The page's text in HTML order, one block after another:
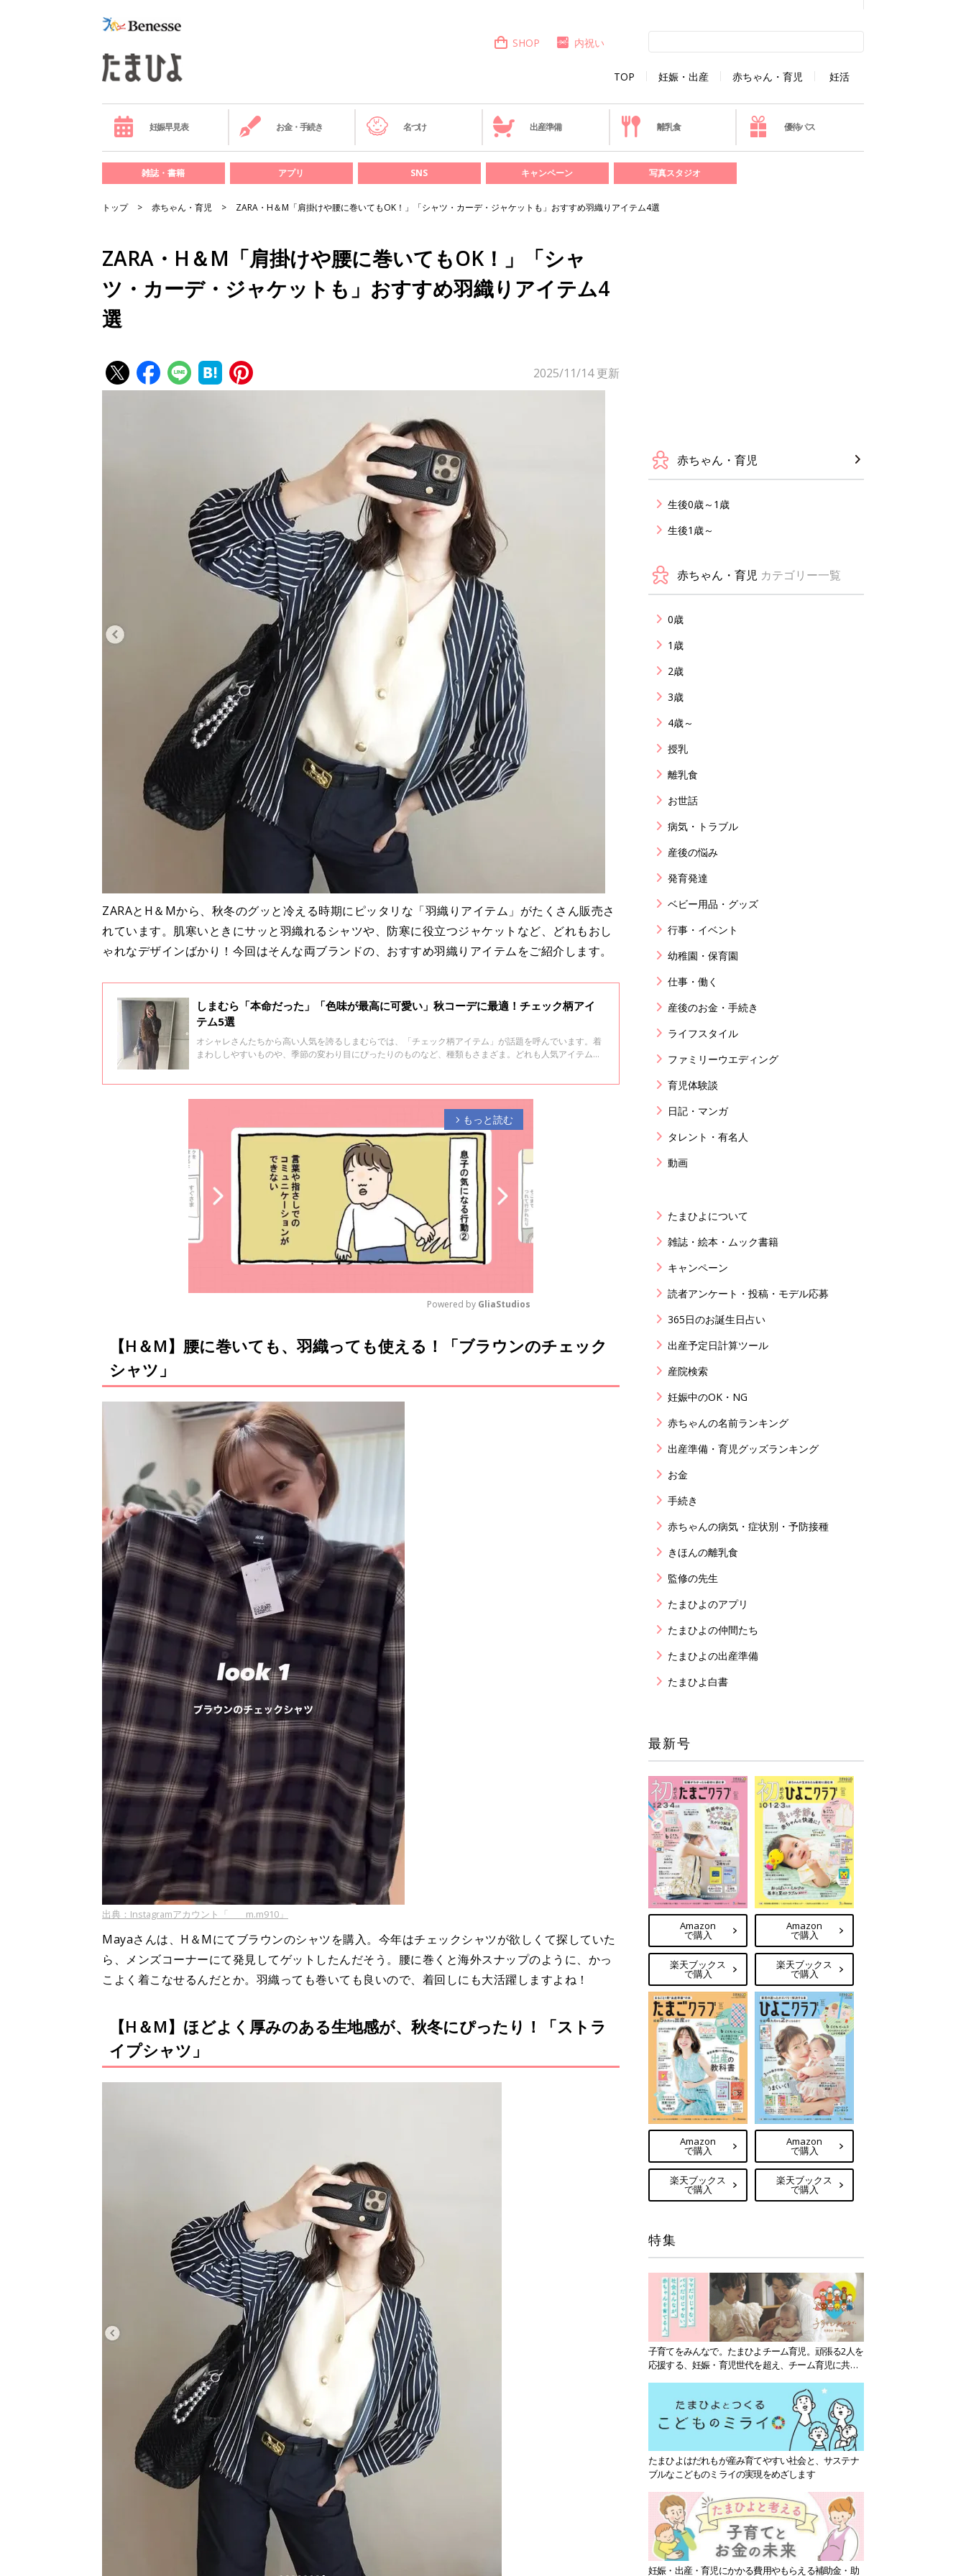
TOP 妊娠・出産 赤ちゃん・育児 妊活
SHOP 内祝い
妊娠早見表 お金・手続き 名づけ 出産準備 離乳食 優待パス
雑誌・書籍 アプリ SNS キャンペーン 写真スタジオ
トップ 赤ちゃん・育児 ZARA・H＆М「肩掛けや腰に巻いてもOK！」「シャツ・カーデ・ジャケットも」おすすめ羽織りアイテム4選
ZARA・H＆М「肩掛けや腰に巻いてもOK！」「シャ
ツ・カーデ・ジャケットも」おすすめ羽織りアイテム4
選
2025/11/14更新
ZARAとH＆Мから、秋冬のグッと冷える時期にピッタリな「羽織りアイテム」がたくさん販売さ
れています。肌寒いときにサッと羽織れるシャツや、防寒に役立つジャケットなど、どれもおし
ゃれなデザインばかり！今回はそんな両ブランドの、おすすめ羽織りアイテムをご紹介します。
しまむら「本命だった」「色味が最高に可愛い」秋コーデに最適！チェック柄アイ
テム5選
オシャレさんたちから高い人気を誇るしまむらでは、「チェック柄アイテム」が話題を呼んでいます。着
まわししやすいものや、季節の変わり目にぴったりのものなど、種類もさまざま。どれも人気アイテムな
arrow_forward_ios もっと読む
M
t
Powered by GliaStudios
【H＆М】腰に巻いても、羽織っても使える！「ブラウンのチェック
シャツ」
出典：Instagramアカウント「____m.m910」
Mayaさんは、H＆Мにてブラウンのシャツを購入。今年はチェックシャツが欲しくて探していた
ら、メンズコーナーにて発見してゲットしたんだそう。腰に巻くと海外スナップのように、かっ
こよく着こなせるんだとか。羽織っても巻いても良いので、着回しにも大活躍しますよね！
【H＆М】ほどよく厚みのある生地感が、秋冬にぴったり！「ストラ
イプシャツ」
赤ちゃん・育児
生後0歳～1歳
生後1歳～
赤ちゃん・育児 カテゴリー一覧
0歳
1歳
2歳
3歳
4歳～
授乳
離乳食
お世話
病気・トラブル
産後の悩み
発育発達
ベビー用品・グッズ
行事・イベント
幼稚園・保育園
仕事・働く
産後のお金・手続き
ライフスタイル
ファミリーウエディング
育児体験談
日記・マンガ
タレント・有名人
動画
たまひよについて
雑誌・絵本・ムック書籍
キャンペーン
読者アンケート・投稿・モデル応募
365日のお誕生日占い
出産予定日計算ツール
産院検索
妊娠中のOK・NG
赤ちゃんの名前ランキング
出産準備・育児グッズランキング
お金
手続き
赤ちゃんの病気・症状別・予防接種
きほんの離乳食
監修の先生
たまひよのアプリ
たまひよの仲間たち
たまひよの出産準備
たまひよ白書
最新号
Amazon
で購入
楽天ブックス
で購入
Amazon
で購入
楽天ブックス
で購入
Amazon
で購入
楽天ブックス
で購入
Amazon
で購入
楽天ブックス
で購入
特集
子育てをみんなで。たまひよチーム育児。頑張る2人を
応援する、妊娠・育児世代を超え、チーム育児に共感
たまひよはだれもが産み育てやすい社会と、サステナ
ブルなこどものミライの実現をめざします
妊娠・出産・育児にかかる費用やもらえる補助金・助